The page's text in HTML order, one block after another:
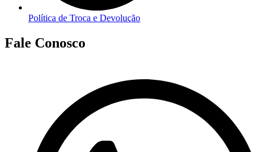
Política de Troca e Devolução
Fale Conosco